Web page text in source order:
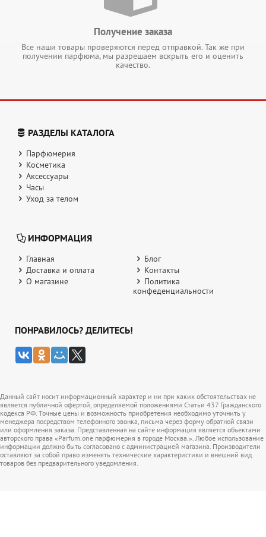
Получение заказа
Все наши товары проверяются перед отправкой. Так же при
получении парфюма, мы разрешаем вскрыть его и оценить
качество.
РАЗДЕЛЫ КАТАЛОГА
Парфюмерия
Косметика
Аксессуары
Часы
Уход за телом
ИНФОРМАЦИЯ
Главная
Блог
Доставка и оплата
Контакты
О магазине
Политика
конфеденциальности
ПОНРАВИЛОСЬ? ДЕЛИТЕСЬ!
Данный сайт носит информационный характер и ни при каких обстоятельствах не
является публичной офертой, определяемой положениями Статьи 437 Гражданского
кодекса РФ. Точные цены и возможность приобретения необходимо уточнить у
менеджера посредством телефонного звонка, письма через форму обратной связи
или оформления заказа. Представленная на сайте информация является объектами
авторского права «Parfum.one парфюмерия в городе Москва.». Любое использование
информации должно быть согласовано с администрацией магазина. Производители
оставляют за собой право изменять технические характеристики и внешний вид
товаров без предварительного уведомления.